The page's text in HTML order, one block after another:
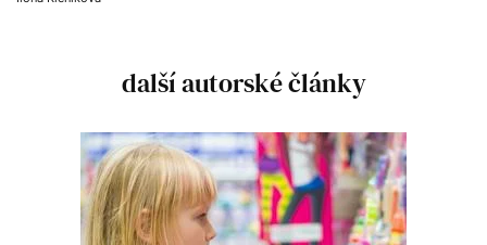
další autorské články